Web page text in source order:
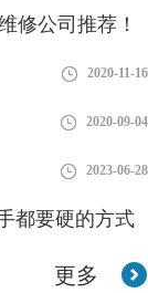
修公司推荐！
2023-01-10
2020-11-16
2020-09-04
2023-06-28
都要硬的方式
2018-08-28
更多
等大量混入水中的杂
水文地质条件。了解